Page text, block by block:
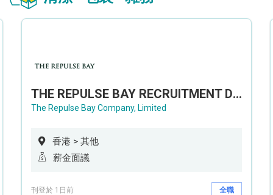
THE REPULSE BAY RECRUITMENT DAY 淺水灣影灣園人才招聘會
The Repulse Bay Company, Limited
香港 > 其他
薪金面議
刊登於 1日前 全職